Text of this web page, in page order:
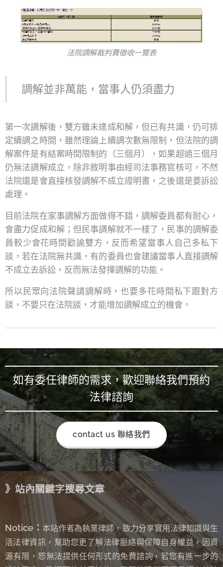
法院調解裁判費徵收一覽表
調解並非萬能，當事人仍須盡力
第一次調解後，雙方雖未達成和解，但已有共識，仍可排
定續調之時間，雖然理論上續調次數無限制，但法院的調
解案件是有結案時間限制的（三個月），如果超過三個月
仍無法調解成立，除非敘明事由經司法事務官核可，不然
法院還是會直接核發調解不成立證明書，之後還是要訴訟
處理。
目前法院在家事調解方面做得不錯，調解委員都有耐心，
會盡力促成和解；但民事調解就不一樣了，民事的調解委
員較少會花時間勸諭雙方，反而希望當事人自己多私下
談，若在法院無共識，有的委員也會建議當事人直接調解
不成立去訴訟，反而無法發揮調解的功能。
所以民眾向法院聲請調解時，也要多花時間私下跟對方
談，不要只在法院談，才能增加調解成立的機會。
如有委任律師的需求，歡迎聯絡我們預約
法律諮詢
contact us 聯絡我們
》站內關鍵字搜尋文章
Notice： 本站作者為執業律師，致力分享實用法律知識與生
活法律資訊，幫助您更了解法律脈絡與保障自身權益，因資
源有限，恕無法提供任何形式的免費諮詢， 若您有進一步的